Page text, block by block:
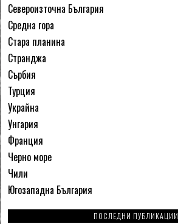
Североизточна България
Средна гора
Стара планина
Странджа
Сърбия
Турция
Украйна
Унгария
Франция
Черно море
Чили
Югозападна България
ПОСЛЕДНИ ПУБЛИКАЦИИ